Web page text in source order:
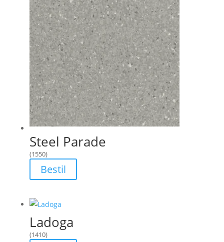
Steel Parade
(1550)
Bestil
Ladoga
(1410)